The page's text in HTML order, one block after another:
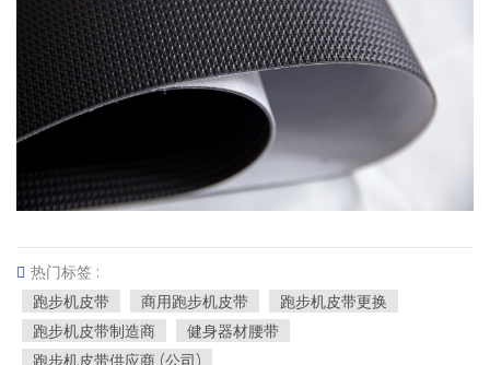
热门标签 :
跑步机皮带
商用跑步机皮带
跑步机皮带更换
跑步机皮带制造商
健身器材腰带
跑步机皮带供应商 (公司)